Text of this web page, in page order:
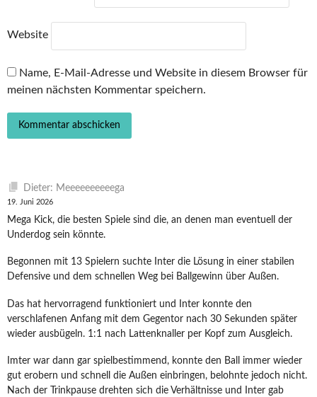
Website
Name, E-Mail-Adresse und Website in diesem Browser für
meinen nächsten Kommentar speichern.
Dieter: Meeeeeeeeeega
19. Juni 2026
Mega Kick, die besten Spiele sind die, an denen man eventuell der
Underdog sein könnte.
Begonnen mit 13 Spielern suchte Inter die Lösung in einer stabilen
Defensive und dem schnellen Weg bei Ballgewinn über Außen.
Das hat hervorragend funktioniert und Inter konnte den
verschlafenen Anfang mit dem Gegentor nach 30 Sekunden später
wieder ausbügeln. 1:1 nach Lattenknaller per Kopf zum Ausgleich.
Imter war dann gar spielbestimmend, konnte den Ball immer wieder
gut erobern und schnell die Außen einbringen, belohnte jedoch nicht.
Nach der Trinkpause drehten sich die Verhältnisse und Inter gab